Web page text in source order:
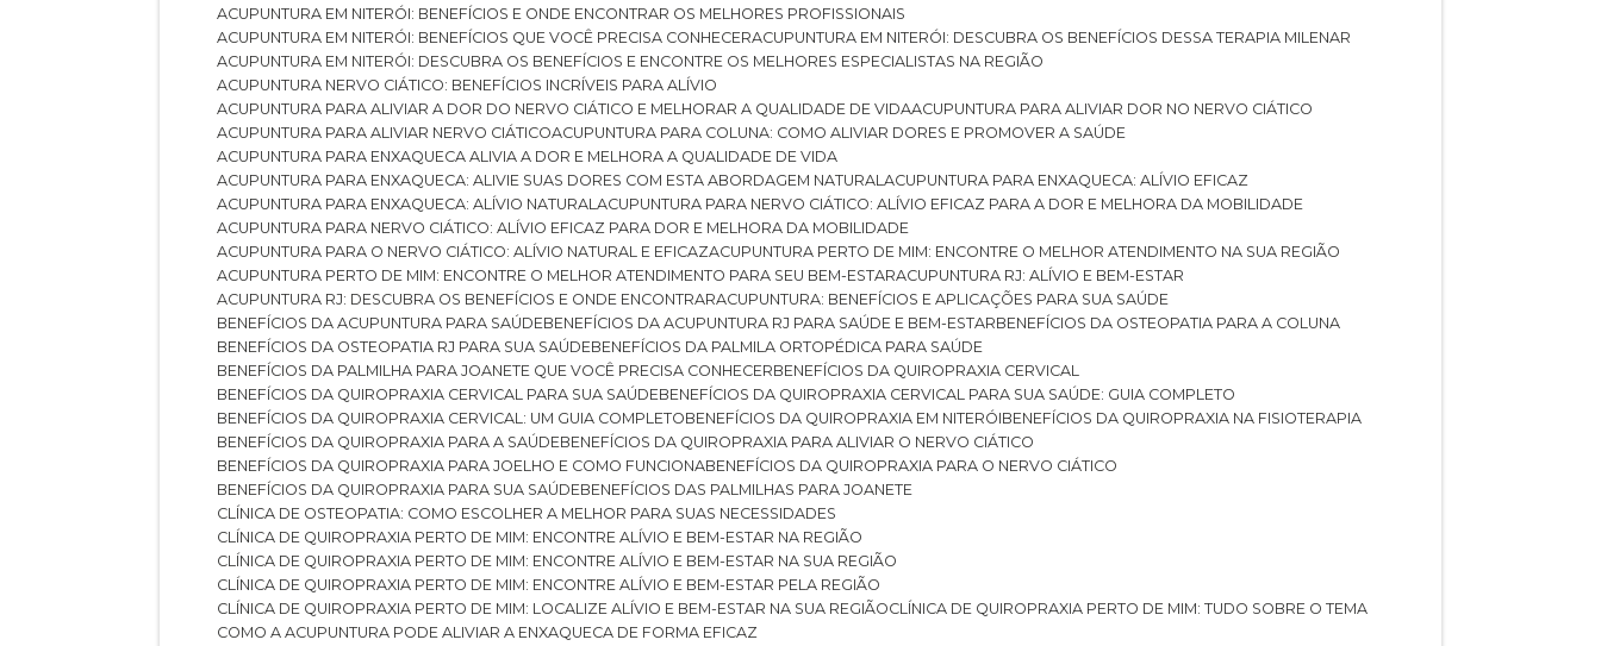
ACUPUNTURA EM NITERÓI: BENEFÍCIOS E ONDE ENCONTRAR OS MELHORES PROFISSIONAIS
ACUPUNTURA EM NITERÓI: BENEFÍCIOS QUE VOCÊ PRECISA CONHECER
ACUPUNTURA EM NITERÓI: DESCUBRA OS BENEFÍCIOS DESSA TERAPIA MILENAR
ACUPUNTURA EM NITERÓI: DESCUBRA OS BENEFÍCIOS E ENCONTRE OS MELHORES ESPECIALISTAS NA REGIÃO
ACUPUNTURA NERVO CIÁTICO: BENEFÍCIOS INCRÍVEIS PARA ALÍVIO
ACUPUNTURA PARA ALIVIAR A DOR DO NERVO CIÁTICO E MELHORAR A QUALIDADE DE VIDA
ACUPUNTURA PARA ALIVIAR DOR NO NERVO CIÁTICO
ACUPUNTURA PARA ALIVIAR NERVO CIÁTICO
ACUPUNTURA PARA COLUNA: COMO ALIVIAR DORES E PROMOVER A SAÚDE
ACUPUNTURA PARA ENXAQUECA ALIVIA A DOR E MELHORA A QUALIDADE DE VIDA
ACUPUNTURA PARA ENXAQUECA: ALIVIE SUAS DORES COM ESTA ABORDAGEM NATURAL
ACUPUNTURA PARA ENXAQUECA: ALÍVIO EFICAZ
ACUPUNTURA PARA ENXAQUECA: ALÍVIO NATURAL
ACUPUNTURA PARA NERVO CIÁTICO: ALÍVIO EFICAZ PARA A DOR E MELHORA DA MOBILIDADE
ACUPUNTURA PARA NERVO CIÁTICO: ALÍVIO EFICAZ PARA DOR E MELHORA DA MOBILIDADE
ACUPUNTURA PARA O NERVO CIÁTICO: ALÍVIO NATURAL E EFICAZ
ACUPUNTURA PERTO DE MIM: ENCONTRE O MELHOR ATENDIMENTO NA SUA REGIÃO
ACUPUNTURA PERTO DE MIM: ENCONTRE O MELHOR ATENDIMENTO PARA SEU BEM-ESTAR
ACUPUNTURA RJ: ALÍVIO E BEM-ESTAR
ACUPUNTURA RJ: DESCUBRA OS BENEFÍCIOS E ONDE ENCONTRAR
ACUPUNTURA: BENEFÍCIOS E APLICAÇÕES PARA SUA SAÚDE
BENEFÍCIOS DA ACUPUNTURA PARA SAÚDE
BENEFÍCIOS DA ACUPUNTURA RJ PARA SAÚDE E BEM-ESTAR
BENEFÍCIOS DA OSTEOPATIA PARA A COLUNA
BENEFÍCIOS DA OSTEOPATIA RJ PARA SUA SAÚDE
BENEFÍCIOS DA PALMILA ORTOPÉDICA PARA SAÚDE
BENEFÍCIOS DA PALMILHA PARA JOANETE QUE VOCÊ PRECISA CONHECER
BENEFÍCIOS DA QUIROPRAXIA CERVICAL
BENEFÍCIOS DA QUIROPRAXIA CERVICAL PARA SUA SAÚDE
BENEFÍCIOS DA QUIROPRAXIA CERVICAL PARA SUA SAÚDE: GUIA COMPLETO
BENEFÍCIOS DA QUIROPRAXIA CERVICAL: UM GUIA COMPLETO
BENEFÍCIOS DA QUIROPRAXIA EM NITERÓI
BENEFÍCIOS DA QUIROPRAXIA NA FISIOTERAPIA
BENEFÍCIOS DA QUIROPRAXIA PARA A SAÚDE
BENEFÍCIOS DA QUIROPRAXIA PARA ALIVIAR O NERVO CIÁTICO
BENEFÍCIOS DA QUIROPRAXIA PARA JOELHO E COMO FUNCIONA
BENEFÍCIOS DA QUIROPRAXIA PARA O NERVO CIÁTICO
BENEFÍCIOS DA QUIROPRAXIA PARA SUA SAÚDE
BENEFÍCIOS DAS PALMILHAS PARA JOANETE
CLÍNICA DE OSTEOPATIA: COMO ESCOLHER A MELHOR PARA SUAS NECESSIDADES
CLÍNICA DE QUIROPRAXIA PERTO DE MIM: ENCONTRE ALÍVIO E BEM-ESTAR NA REGIÃO
CLÍNICA DE QUIROPRAXIA PERTO DE MIM: ENCONTRE ALÍVIO E BEM-ESTAR NA SUA REGIÃO
CLÍNICA DE QUIROPRAXIA PERTO DE MIM: ENCONTRE ALÍVIO E BEM-ESTAR PELA REGIÃO
CLÍNICA DE QUIROPRAXIA PERTO DE MIM: LOCALIZE ALÍVIO E BEM-ESTAR NA SUA REGIÃO
CLÍNICA DE QUIROPRAXIA PERTO DE MIM: TUDO SOBRE O TEMA
COMO A ACUPUNTURA PODE ALIVIAR A ENXAQUECA DE FORMA EFICAZ